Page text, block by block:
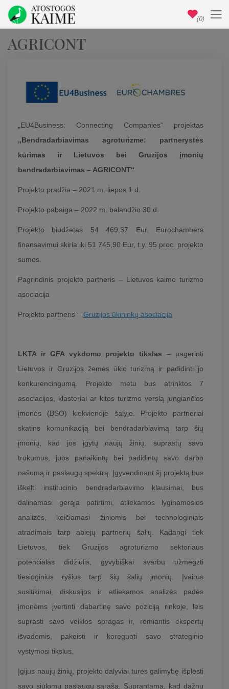
AGRICONT
„EU4Business: Connecting Companies“ projektas
„Bendradarbiavimas agroturizme: partnerystės
kūrimas ir Lietuvos bei Gruzijos įmonių
bendradarbiavimas – AGRICONT“
Projekto pradžia – 2021 m. liepos 1 d.
Projekto pabaiga – 2022 m. balandžio 30 d.
Projekto biudžetas 54 469,37 Eur. Eurochambers
finansavimui skiria iki 51 745,90 Eur, t.y. 95 proc. projekto
sumos.
Pagrindinis projekto partneris – Lietuvos kaimo turizmo
asociacija
Projekto partneris – Gruzijos ūkininkų asociacija
LKTA ir GFA vykdomo projekto tikslas – pagerinti
Lietuvos ir Gruzijos žemės ūkio turizmą ir padidinti jo
konkurencingumą. Projekto metu bus atrinktos 7
asociacijos, klasteriai ar kitos turizmo verslą jungiančios
įmonės (BSO) kiekvienoje šalyje. Projekto partneriai
skatins komunikaciją bei bendradarbiavimą tarp šių
įmonių, kad jos įgytų naujų žinių, suprastų savo
trūkumus, juos panaikintų bei padidintų savo darbo
našumą ir paslaugų spektrą. Įgyvendinant šį projektą bus
iškelti institucinio bendradarbiavimo klausimai, bus
dalinamasi gerąja patirtimi, atliekamos lyginamosios
analizės, keičiamasi žiniomis bei technologiniais
atradimais tarp abiejų partnerių šalių. Kadangi tiek
Lietuvos, tiek Gruzijos agroturizmo sektoriaus
potencialas didžiulis, gyvybiškai svarbu užmegzti
tiesioginius ryšius tarp šių šalių įmonių. Įvairūs
susitikimai, diskusijos ir atliekamos analizės padės
įmonėms įvertinti dabartinę savo poziciją rinkoje, leis
suprasti savo veiklos spragas ir, remiantis ekspertų
išvadomis, pakeisti ir koreguoti savo strateginio
vystymosi tikslus.
Įgijus naujų žinių, projekto dalyviai turės galimybę išplėsti
savo siūlomų paslaugų sąrašą. Suprantama, kad dažnu
(0)